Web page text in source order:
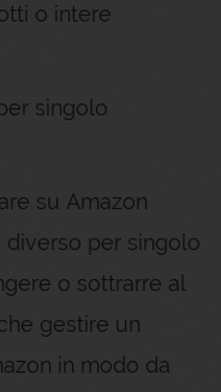
o intere
singolo
su Amazon
per singolo
o sottrarre al
gestire un
in modo da